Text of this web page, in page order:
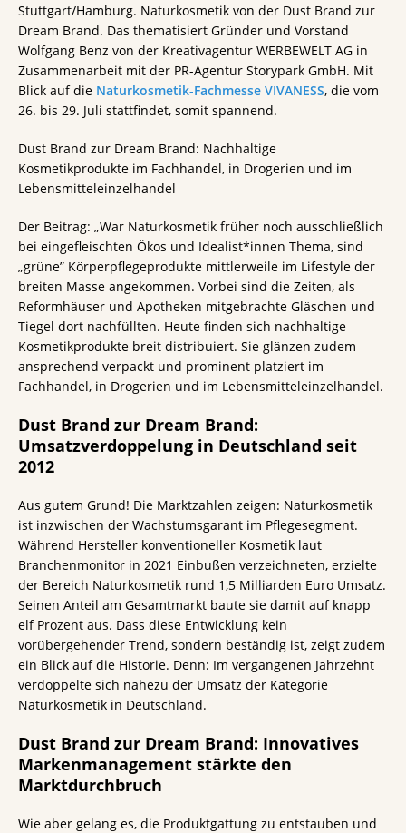
Stuttgart/Hamburg. Naturkosmetik von der Dust Brand zur
Dream Brand. Das thematisiert Gründer und Vorstand
Wolfgang Benz von der Kreativagentur WERBEWELT AG in
Zusammenarbeit mit der PR-Agentur Storypark GmbH. Mit
Blick auf die Naturkosmetik-Fachmesse VIVANESS, die vom
26. bis 29. Juli stattfindet, somit spannend.
Dust Brand zur Dream Brand: Nachhaltige
Kosmetikprodukte im Fachhandel, in Drogerien und im
Lebensmitteleinzelhandel
Der Beitrag: „War Naturkosmetik früher noch ausschließlich
bei eingefleischten Ökos und Idealist*innen Thema, sind
„grüne” Körperpflegeprodukte mittlerweile im Lifestyle der
breiten Masse angekommen. Vorbei sind die Zeiten, als
Reformhäuser und Apotheken mitgebrachte Gläschen und
Tiegel dort nachfüllten. Heute finden sich nachhaltige
Kosmetikprodukte breit distribuiert. Sie glänzen zudem
ansprechend verpackt und prominent platziert im
Fachhandel, in Drogerien und im Lebensmitteleinzelhandel.
Dust Brand zur Dream Brand:
Umsatzverdoppelung in Deutschland seit
2012
Aus gutem Grund! Die Marktzahlen zeigen: Naturkosmetik
ist inzwischen der Wachstumsgarant im Pflegesegment.
Während Hersteller konventioneller Kosmetik laut
Branchenmonitor in 2021 Einbußen verzeichneten, erzielte
der Bereich Naturkosmetik rund 1,5 Milliarden Euro Umsatz.
Seinen Anteil am Gesamtmarkt baute sie damit auf knapp
elf Prozent aus. Dass diese Entwicklung kein
vorübergehender Trend, sondern beständig ist, zeigt zudem
ein Blick auf die Historie. Denn: Im vergangenen Jahrzehnt
verdoppelte sich nahezu der Umsatz der Kategorie
Naturkosmetik in Deutschland.
Dust Brand zur Dream Brand: Innovatives
Markenmanagement stärkte den
Marktdurchbruch
Wie aber gelang es, die Produktgattung zu entstauben und